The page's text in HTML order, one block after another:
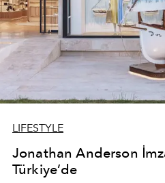
LIFESTYLE
Jonathan Anderson
Türkiye’de